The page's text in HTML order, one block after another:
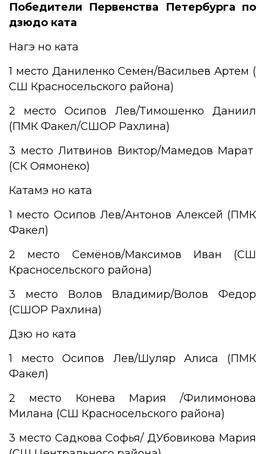
Победители Первенства Петербурга по
дзюдо ката
Нагэ но ката
1 место Даниленко Семен/Васильев Артем (
СШ Красносельского района)
2 место Осипов Лев/Тимошенко Даниил
(ПМК Факел/СШОР Рахлина)
3 место Литвинов Виктор/Мамедов Марат
(СК Оямонеко)
Катамэ но ката
1 место Осипов Лев/Антонов Алексей (ПМК
Факел)
2 место Семёнов/Максимов Иван (СШ
Красносельского района)
3 место Волов Владимир/Волов Федор
(СШОР Рахлина)
Дзю но ката
1 место Осипов Лев/Шуляр Алиса (ПМК
Факел)
2 место Конева Мария /Филимонова
Милана (СШ Красносельского района)
3 место Садкова Софья/ ДУбовикова Мария